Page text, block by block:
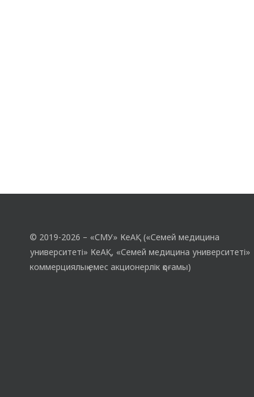
© 2019-2026 – «СМУ» КеАҚ («Семей медицина
университеті» КеАҚ, «Семей медицина университеті»
коммерциялық емес акционерлік қоғамы)